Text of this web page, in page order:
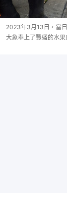
2023年3月13日，當
大象奉上了豐盛的水果